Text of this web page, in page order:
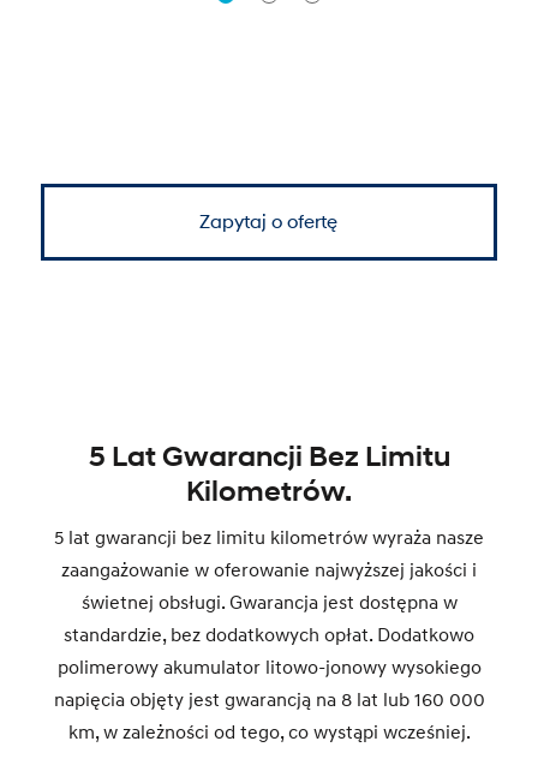
Zapytaj o ofertę
5 Lat Gwarancji Bez Limitu
Kilometrów.
5 lat gwarancji bez limitu kilometrów wyraża nasze
zaangażowanie w oferowanie najwyższej jakości i
świetnej obsługi. Gwarancja jest dostępna w
standardzie, bez dodatkowych opłat. Dodatkowo
polimerowy akumulator litowo-jonowy wysokiego
napięcia objęty jest gwarancją na 8 lat lub 160 000
km, w zależności od tego, co wystąpi wcześniej.